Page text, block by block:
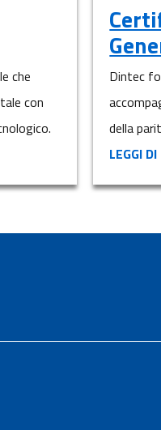
che
con
Dintec
della
LEGGI